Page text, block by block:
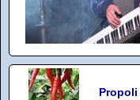
Propoli